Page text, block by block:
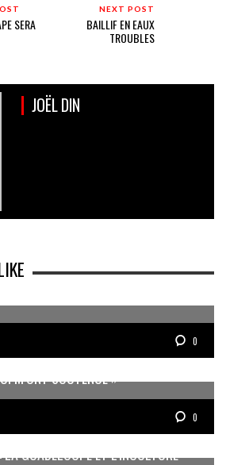
SERA
NEXT POST
BAILLIF EN EAUX
TROUBLES
JOËL DIN
DES ÎLES « UN MANQUE DE
0
POUR LES
M’ONT SOUTENUE »
0
GUADELOUPE ET L’INCULTURE